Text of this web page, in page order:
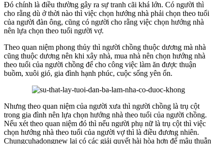
Đó chính là điều thường gây ra sự tranh cãi khá lớn. Có người thì
cho rằng dù ở thời nào thì việc chọn hướng nhà phải chọn theo tuổi
của người đàn ông, cũng có người cho rằng việc chọn hướng nhà
nên lựa chọn theo tuổi người vợ.
Theo quan niệm phong thủy thì người chồng thuộc dương mà nhà
cũng thuộc dương nên khi xây nhà, mua nhà nên chọn hướng nhà
theo tuổi của người chồng để cho công việc làm ăn được thuận
buồm, xuôi gió, gia đình hạnh phúc, cuộc sống yên ổn.
Nhưng theo quan niệm của người xưa thì người chồng là trụ cột
trong gia đình nên lựa chọn hướng nhà theo tuổi của người chồng.
Nếu xét theo quan niệm đó thì nếu người phụ nữ là trụ cột thì việc
chọn hướng nhà theo tuổi của người vợ thì là điều đương nhiên.
Chungcuhadongnew lại có các giải quyết hài hòa hơn để mâu thuẫn